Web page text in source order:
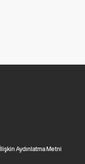
Aydınlatma Metni